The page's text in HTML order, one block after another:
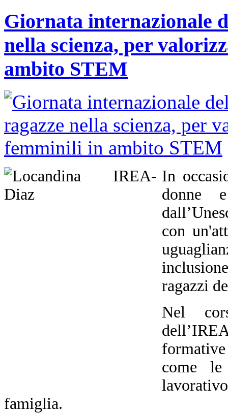
Giornata internazionale
nella scienza, per
ambito STEM
In
donne
con
ragazzi
Nel
come le
famiglia.